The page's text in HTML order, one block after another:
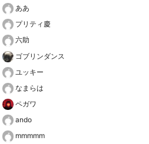
ああ
プリティ慶
六助
ゴブリンダンス
ユッキー
なまらは
ペガワ
ando
mmmmm